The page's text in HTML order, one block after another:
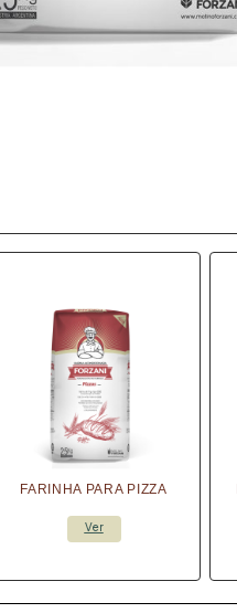
FARINHA PARA PIZZA
Ver